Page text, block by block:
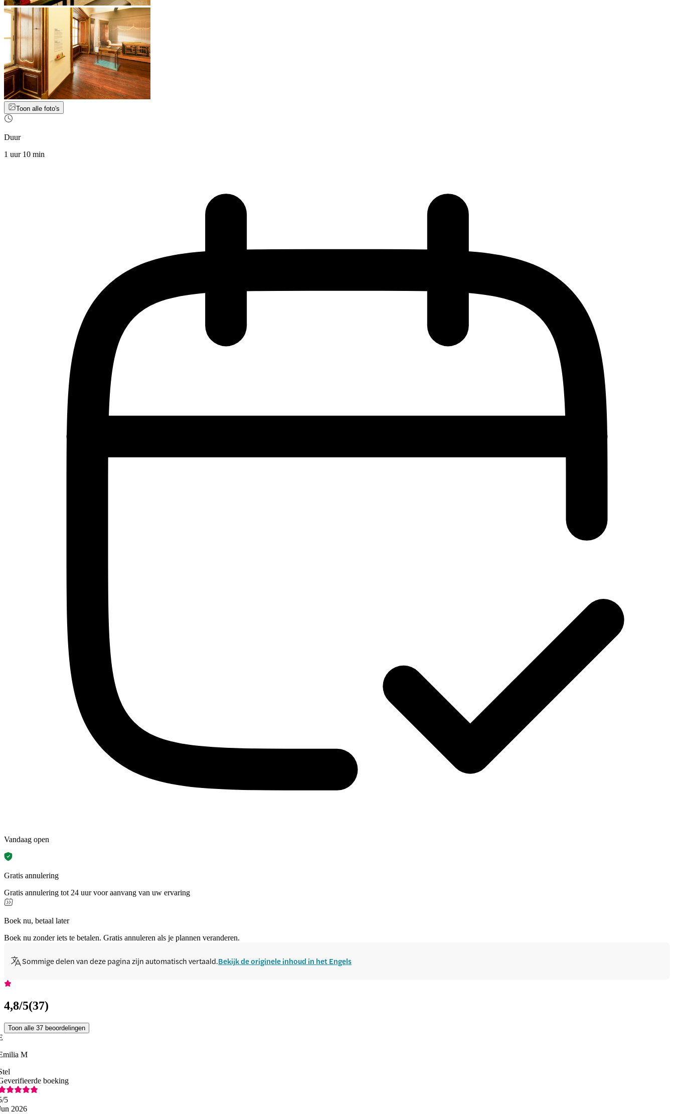
Toon alle foto's
Duur
1 uur 10 min
Vandaag open
Gratis annulering
Gratis annulering tot 24 uur voor aanvang van uw ervaring
Boek nu, betaal later
Boek nu zonder iets te betalen. Gratis annuleren als je plannen veranderen.
Sommige delen van deze pagina zijn automatisch vertaald.Bekijk de originele inhoud in het Engels
4,8/5(37)
Toon alle 37 beoordelingen
M
boeking
/5
2026